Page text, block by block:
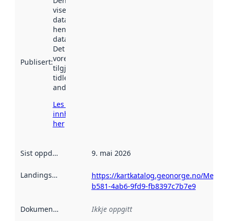
Publisert:
viser når
datasettet vart
henta inn av
data.norge.no.
Det kan ha
vore
tilgjengeleg
tidlegare
andre stader.
Les meir om
innhenting
her
Sist oppdatert 9. mai 2026
Landingsside
https://kartkatalog.geonorge.no/
b581-4ab6-9fd9-fb8397c7b7e9
Dokumentasjon Ikkje oppgitt